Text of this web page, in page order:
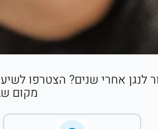
לנגן אחרי שנים? הצטרפו
מקום